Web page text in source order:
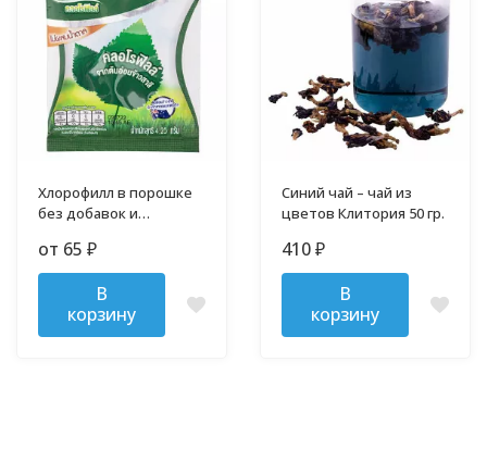
Хлорофилл в порошке
без добавок и
от 65 ₽
В
корзину
Синий чай – чай из
цветов Клитория 50 гр.
410 ₽
В
корзину